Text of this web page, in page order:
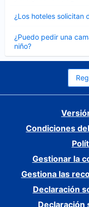
¿Los hoteles solicitan
cerrado
¿Puedo pedir una
niño?
cerrado
Condiciones
Gestionar la
Gestiona las
Declaración
Declaración